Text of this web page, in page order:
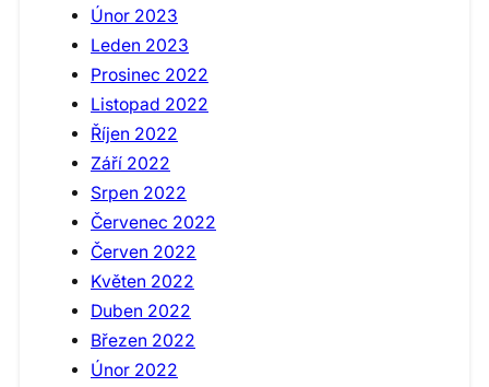
Únor 2023
Leden 2023
Prosinec 2022
Listopad 2022
Říjen 2022
Září 2022
Srpen 2022
Červenec 2022
Červen 2022
Květen 2022
Duben 2022
Březen 2022
Únor 2022